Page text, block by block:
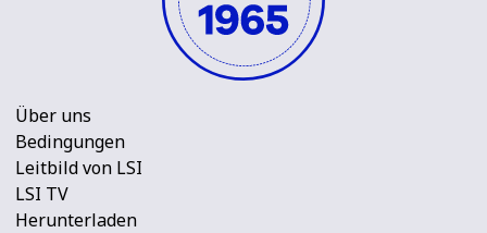
Über uns
Bedingungen
Leitbild von LSI
LSI TV
Herunterladen